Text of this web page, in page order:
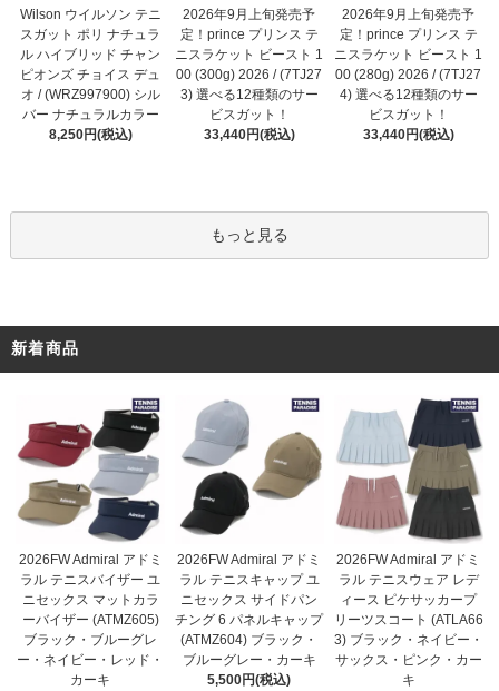
Wilson ウイルソン テニ
スガット ポリ ナチュラ
ル ハイブリッド チャン
ピオンズ チョイス デュ
オ / (WRZ997900) シル
バー ナチュラルカラー
8,250円(税込)
2026年9月上旬発売予
定！prince プリンス テ
ニスラケット ビースト 1
00 (300g) 2026 / (7TJ27
3) 選べる12種類のサー
ビスガット！
33,440円(税込)
2026年9月上旬発売予
定！prince プリンス テ
ニスラケット ビースト 1
00 (280g) 2026 / (7TJ27
4) 選べる12種類のサー
ビスガット！
33,440円(税込)
もっと見る
新着商品
2026FW Admiral アドミ
ラル テニスバイザー ユ
ニセックス マットカラ
ーバイザー (ATMZ605)
ブラック・ブルーグレ
ー・ネイビー・レッド・
カーキ
2026FW Admiral アドミ
ラル テニスキャップ ユ
ニセックス サイドパン
チング 6 パネルキャップ
(ATMZ604) ブラック・
ブルーグレー・カーキ
5,500円(税込)
2026FW Admiral アドミ
ラル テニスウェア レデ
ィース ピケサッカープ
リーツスコート (ATLA66
3) ブラック・ネイビー・
サックス・ピンク・カー
キ